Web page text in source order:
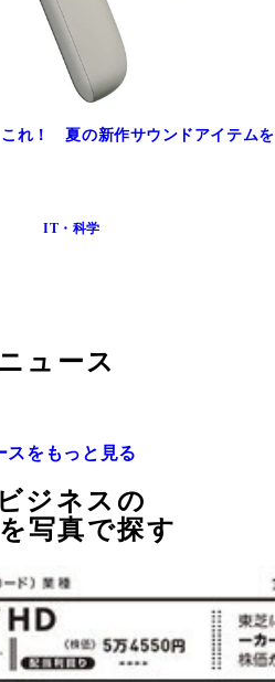
これ！ 夏の新作サウンドアイテムを
IT・科学
ュース
スをもっと見る
ジネスの
写真で探す